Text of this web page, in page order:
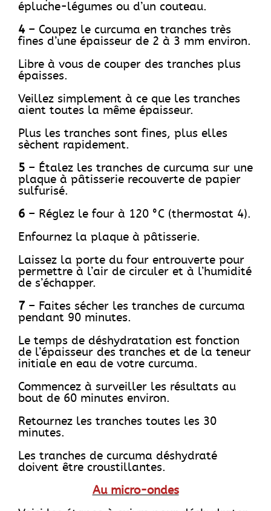
épluche-légumes ou d’un couteau.
4 – Coupez le curcuma en tranches très
fines d’une épaisseur de 2 à 3 mm environ.
Libre à vous de couper des tranches plus
épaisses.
Veillez simplement à ce que les tranches
aient toutes la même épaisseur.
Plus les tranches sont fines, plus elles
sèchent rapidement.
5 – Étalez les tranches de curcuma sur une
plaque à pâtisserie recouverte de papier
sulfurisé.
6 – Réglez le four à 120 °C (thermostat 4).
Enfournez la plaque à pâtisserie.
Laissez la porte du four entrouverte pour
permettre à l’air de circuler et à l’humidité
de s’échapper.
7 – Faites sécher les tranches de curcuma
pendant 90 minutes.
Le temps de déshydratation est fonction
de l’épaisseur des tranches et de la teneur
initiale en eau de votre curcuma.
Commencez à surveiller les résultats au
bout de 60 minutes environ.
Retournez les tranches toutes les 30
minutes.
Les tranches de curcuma déshydraté
doivent être croustillantes.
Au micro-ondes